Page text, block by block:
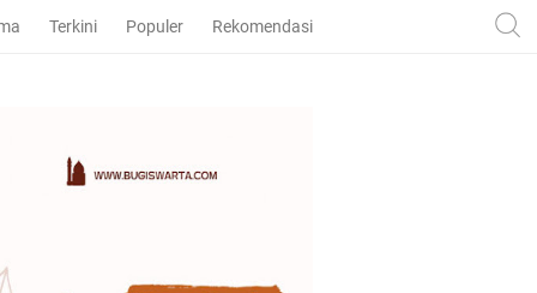
Terkini Populer Rekomendasi